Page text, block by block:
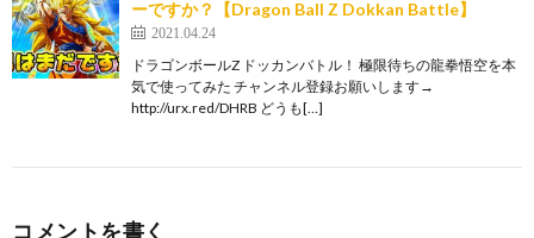
ーですか？【Dragon Ball Z Dokkan Battle】
2021.04.24
ドラゴンボールZ ドッカンバトル！ 極限待ちの龍拳悟空を本
気で使ってみた チャンネル登録お願いします→
http://urx.red/DHRB どうも[…]
コメントを書く